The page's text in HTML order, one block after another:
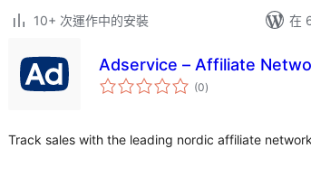
10+ 次運作中的安裝
在
Adservice – Affiliate
(0總
評)
Track sales with the leading nordic affiliate network